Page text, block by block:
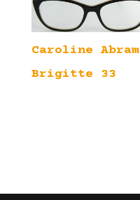
Caroline Abram
Brigitte 33